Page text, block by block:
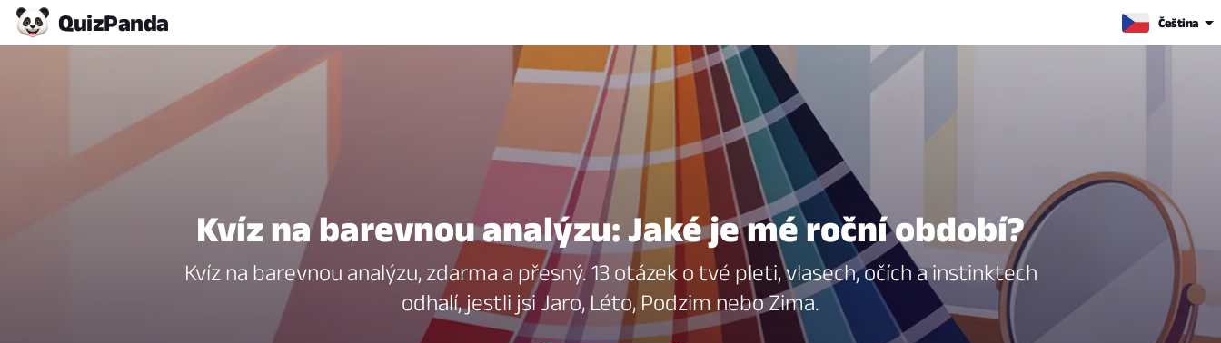
QuizPanda Čeština
Kvíz na barevnou analýzu: Jaké je mé roční období?
Kvíz na barevnou analýzu, zdarma a přesný. 13 otázek o tvé pleti, vlasech, očích a instinktech
odhalí, jestli jsi Jaro, Léto, Podzim nebo Zima.